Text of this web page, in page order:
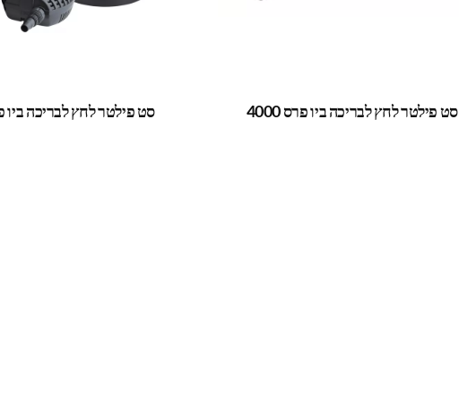
סט פילטר לחץ לבריכה ביו פרס 4000 סט פילטר לחץ לבריכה ביו פרס